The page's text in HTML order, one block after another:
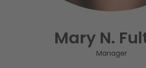
Mary N.
Manager